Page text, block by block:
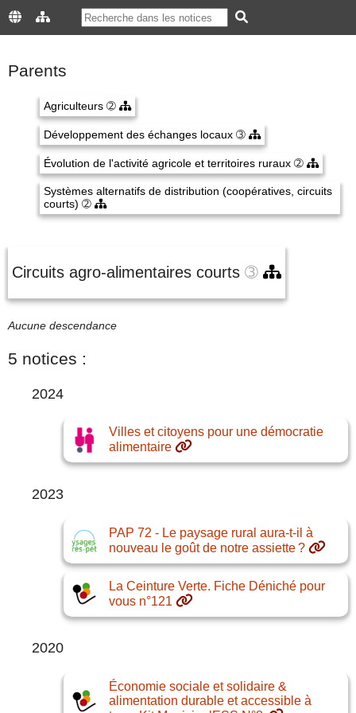
Parents
Agriculteurs ➁
Développement des échanges locaux ➂
Évolution de l'activité agricole et territoires ruraux ➁
Systèmes alternatifs de distribution (coopératives, circuits
courts) ➁
Circuits agro-alimentaires courts ➂
Aucune descendance
5 notices :
2024
Villes et citoyens pour une démocratie
alimentaire
2023
PAP 72 - Le paysage rural aura-t-il à
nouveau le goût de notre assiette ?
La Ceinture Verte. Fiche Déniché pour
vous n°121
2020
Économie sociale et solidaire &
alimentation durable et accessible à